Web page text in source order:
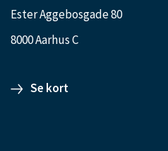
Ester Aggebosgade 80
8000 Aarhus C
Se kort